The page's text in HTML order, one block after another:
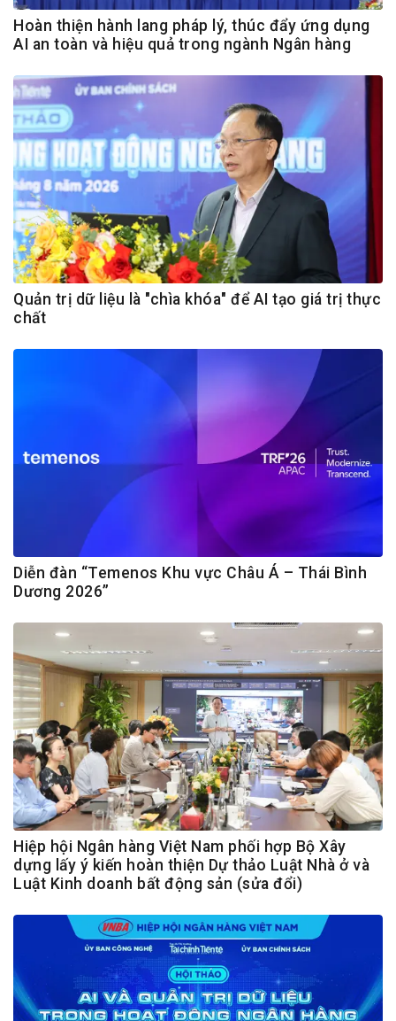
Hoàn thiện hành lang pháp lý, thúc đẩy ứng dụng
AI an toàn và hiệu quả trong ngành Ngân hàng
Quản trị dữ liệu là "chìa khóa" để AI tạo giá trị thực
chất
Diễn đàn “Temenos Khu vực Châu Á – Thái Bình
Dương 2026”
Hiệp hội Ngân hàng Việt Nam phối hợp Bộ Xây
dựng lấy ý kiến hoàn thiện Dự thảo Luật Nhà ở và
Luật Kinh doanh bất động sản (sửa đổi)